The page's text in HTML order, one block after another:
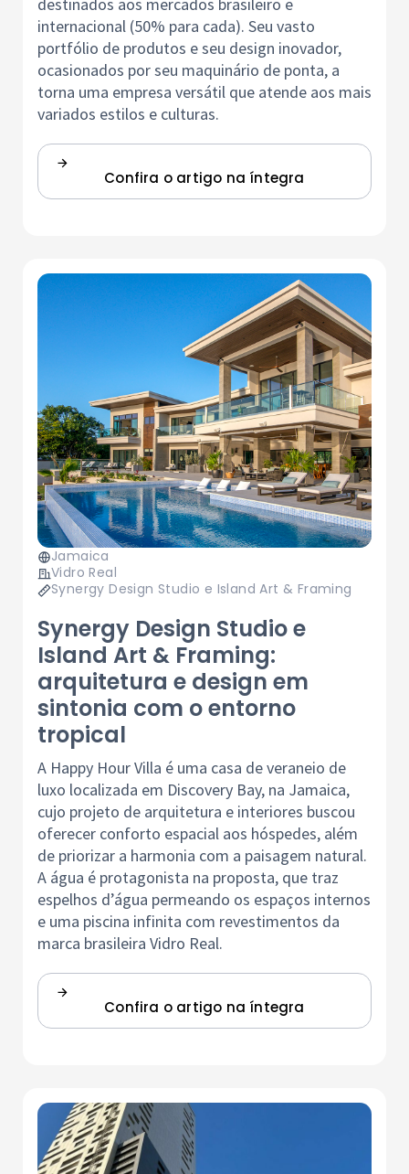
internacional (50% para cada). Seu vasto
portfólio de produtos e seu design inovador,
ocasionados por seu maquinário de ponta, a
torna uma empresa versátil que atende aos mais
variados estilos e culturas.
Confira o artigo na íntegra
Jamaica
Vidro Real
Synergy Design Studio e Island Art & Framing
Synergy Design Studio e
Island Art & Framing:
arquitetura e design em
sintonia com o entorno
tropical
A Happy Hour Villa é uma casa de veraneio de
luxo localizada em Discovery Bay, na Jamaica,
cujo projeto de arquitetura e interiores buscou
oferecer conforto espacial aos hóspedes, além
de priorizar a harmonia com a paisagem natural.
A água é protagonista na proposta, que traz
espelhos d’água permeando os espaços internos
e uma piscina infinita com revestimentos da
marca brasileira Vidro Real.
Confira o artigo na íntegra